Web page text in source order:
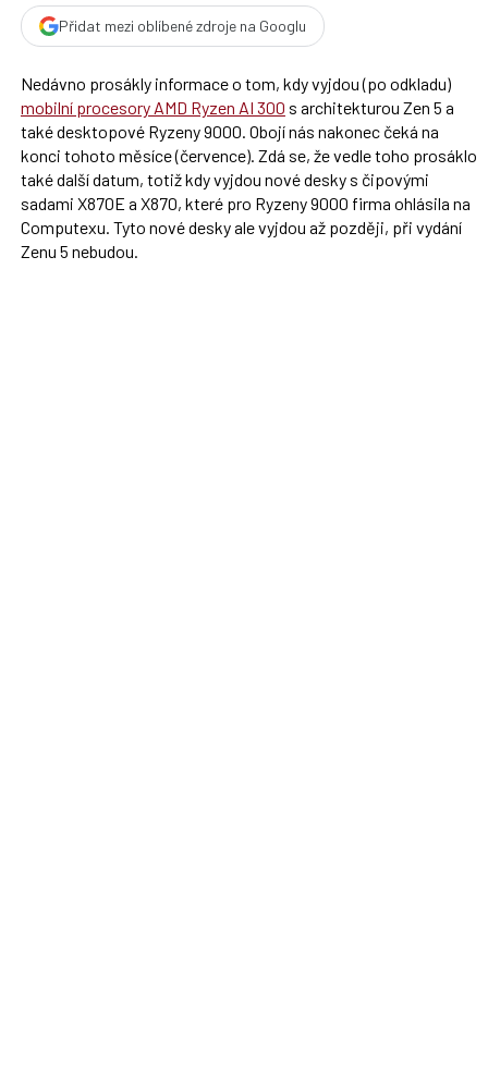
Přidat mezi oblíbené zdroje na Googlu
Nedávno prosákly informace o tom, kdy vyjdou (po odkladu)
mobilní procesory AMD Ryzen AI 300 s architekturou Zen 5 a
také desktopové Ryzeny 9000. Obojí nás nakonec čeká na
konci tohoto měsíce (července). Zdá se, že vedle toho prosáklo
také další datum, totiž kdy vyjdou nové desky s čipovými
sadami X870E a X870, které pro Ryzeny 9000 firma ohlásila na
Computexu. Tyto nové desky ale vyjdou až později, při vydání
Zenu 5 nebudou.